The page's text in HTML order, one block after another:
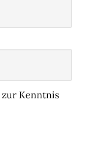
zur Kenntnis